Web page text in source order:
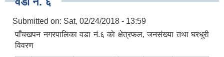
Submitted on: Sat, 02/24/2018 - 13:59
पाँचखपन नगरपालिका वडा नं.६ काे क्षेत्रफल, जनसंख्या तथा घरधुरी
विवरण